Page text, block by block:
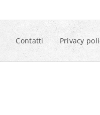
Contatti Privacy